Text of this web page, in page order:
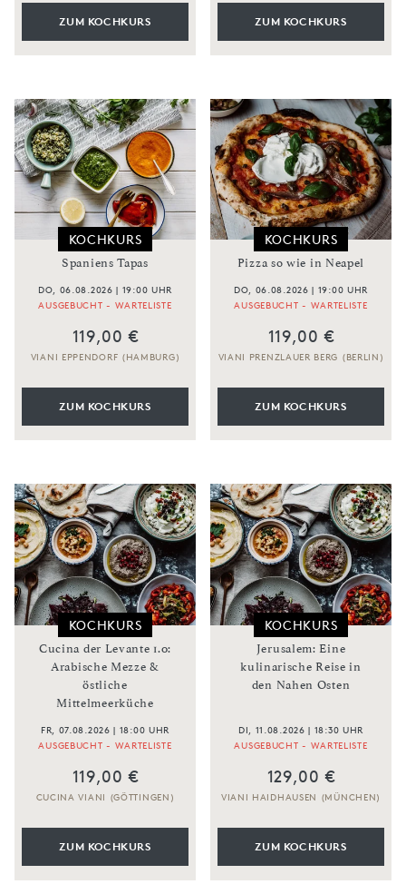
ZUM KOCHKURS ZUM KOCHKURS
KOCHKURS
Spaniens Tapas
DO, 06.08.2026 | 19:00 UHR
AUSGEBUCHT - WARTELISTE
119,00 €
VIANI EPPENDORF (HAMBURG)
ZUM KOCHKURS
KOCHKURS
Pizza so wie in Neapel
DO, 06.08.2026 | 19:00 UHR
AUSGEBUCHT - WARTELISTE
119,00 €
VIANI PRENZLAUER BERG (BERLIN)
ZUM KOCHKURS
KOCHKURS
Cucina der Levante 1.0:
Arabische Mezze &
östliche
Mittelmeerküche
FR, 07.08.2026 | 18:00 UHR
AUSGEBUCHT - WARTELISTE
119,00 €
CUCINA VIANI (GÖTTINGEN)
ZUM KOCHKURS
KOCHKURS
Jerusalem: Eine
kulinarische Reise in
den Nahen Osten
DI, 11.08.2026 | 18:30 UHR
AUSGEBUCHT - WARTELISTE
129,00 €
VIANI HAIDHAUSEN (MÜNCHEN)
ZUM KOCHKURS